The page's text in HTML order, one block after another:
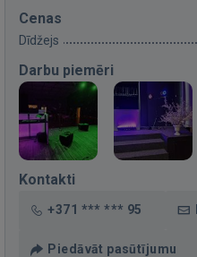
Cenas
Dīdžejs
Darbu piemēri
Kontakti
+371 *** *** 95
Piedāvāt pasūtījumu